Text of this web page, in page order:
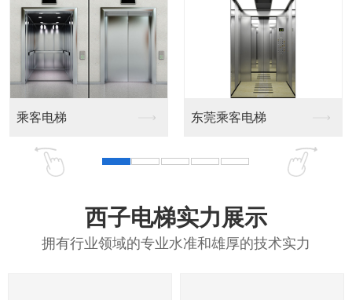
东莞乘客电梯 载货电梯
西子电梯实力展示
拥有行业领域的专业水准和雄厚的技术实力